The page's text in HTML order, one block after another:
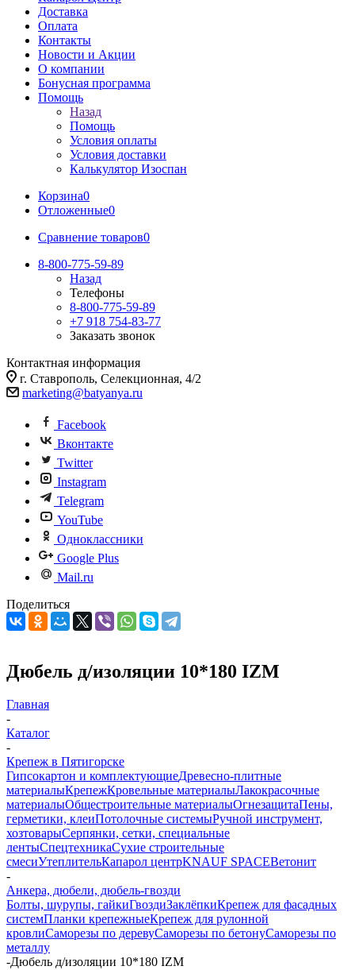
Доставка
Оплата
Контакты
Новости и Акции
О компании
Бонусная программа
Помощь
Назад
Помощь
Условия оплаты
Условия доставки
Калькулятор Изоспан
Корзина0
Отложенные0
Сравнение товаров0
8-800-775-59-89
Назад
Телефоны
8-800-775-59-89
+7 918 754-83-77
Заказать звонок
Контактная информация
г. Ставрополь, Селекционная, 4/2
marketing@batyanya.ru
Facebook
Вконтакте
Twitter
Instagram
Telegram
YouTube
Одноклассники
Google Plus
Mail.ru
Поделиться
Дюбель д/изоляции 10*180 IZМ
Главная
-
Каталог
-
Крепеж в Пятигорске
Гипсокартон и комплектующиеДревесно-плитные
материалыКрепежКровельные материалыЛакокрасочные
материалыОбщестроительные материалыОгнезащитаПены,
герметики, клеиПотолочные системыРучной инструмент,
хозтоварыСерпянки, сетки, специальные
лентыСпецтехникаСухие строительные
смесиУтеплительКапарол центрKNAUF SPACEВетонит
-
Анкера, дюбели, дюбель-гвозди
Болты, шурупы, гайкиГвоздиЗаклёпкиКрепеж для фасадных
системПланки крепежныеКрепеж для рулонной
кровлиСаморезы по деревуСаморезы по бетонуСаморезы по
металлу
-Дюбель д/изоляции 10*180 IZМ